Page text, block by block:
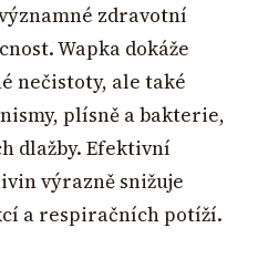
zdravotní
Wapka dokáže
nečistoty, ale také
plísně a bakterie,
dlažby. Efektivní
výrazně snižuje
a respiračních potíží.